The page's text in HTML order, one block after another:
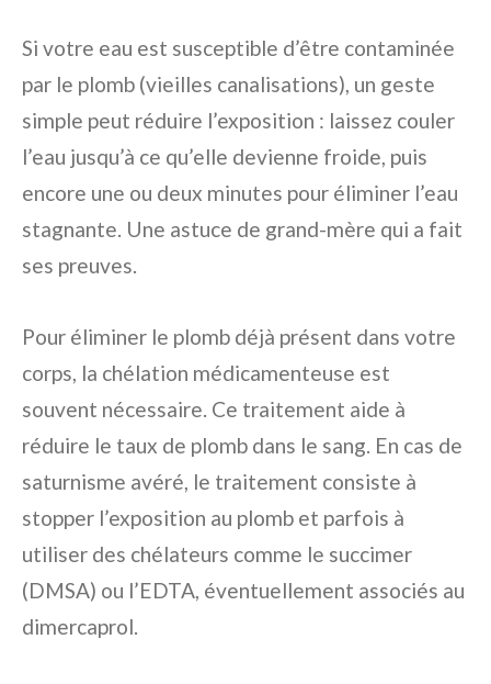
Si votre eau est susceptible d’être contaminée
par le plomb (vieilles canalisations), un geste
simple peut réduire l’exposition : laissez couler
l’eau jusqu’à ce qu’elle devienne froide, puis
encore une ou deux minutes pour éliminer l’eau
stagnante. Une astuce de grand-mère qui a fait
ses preuves.
Pour éliminer le plomb déjà présent dans votre
corps, la chélation médicamenteuse est
souvent nécessaire. Ce traitement aide à
réduire le taux de plomb dans le sang. En cas de
saturnisme avéré, le traitement consiste à
stopper l’exposition au plomb et parfois à
utiliser des chélateurs comme le succimer
(DMSA) ou l’EDTA, éventuellement associés au
dimercaprol.